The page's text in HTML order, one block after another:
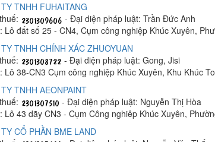
TNHH FUHAITANG
- Đại diện pháp luật: Trần Đức Anh
Lô đất số 25 - CN4, Cụm công nghiệp Khúc Xuyên,
TNHH CHÍNH XÁC ZHUOYUAN
- Đại diện pháp luật: Gong, Jisi
Lô 38-CN3 Cụm công nghiệp Khúc Xuyên, Khu Khúc
TNHH AEONPAINT
- Đại diện pháp luật: Nguyễn Thị Hòa
Lô 43 dãy CN3 - Cụm Công nghiêp Khúc Xuyên,
CỔ PHẦN BME LAND